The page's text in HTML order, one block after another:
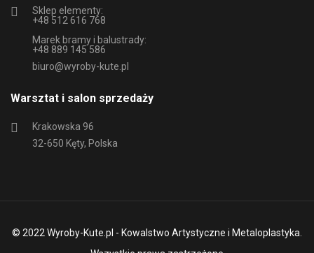
Sklep elementy:
+48 512 616 768
Marek bramy i balustrady:
+48 889 145 586
biuro@wyroby-kute.pl
Warsztat i salon sprzedaży
Krakowska 96
32-650 Kęty, Polska
© 2022 Wyroby-Kute.pl - Kowalstwo Artystyczne i Metaloplastyka.